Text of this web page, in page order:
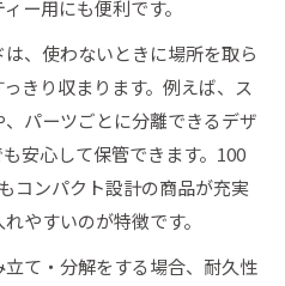
ー用にも便利です。
、使わないときに場所を取ら
きり収まります。例えば、ス
パーツごとに分離できるデザ
安心して保管できます。100
コンパクト設計の商品が充実
やすいのが特徴です。
て・分解をする場合、耐久性